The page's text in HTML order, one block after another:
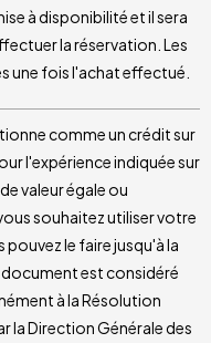
à disponibilité et il sera
la réservation. Les
une fois l'achat effectué.
comme un crédit sur
l'expérience indiquée sur
valeur égale ou
souhaitez utiliser votre
le faire jusqu'à la
document est considéré
à la Résolution
la Direction Générale des